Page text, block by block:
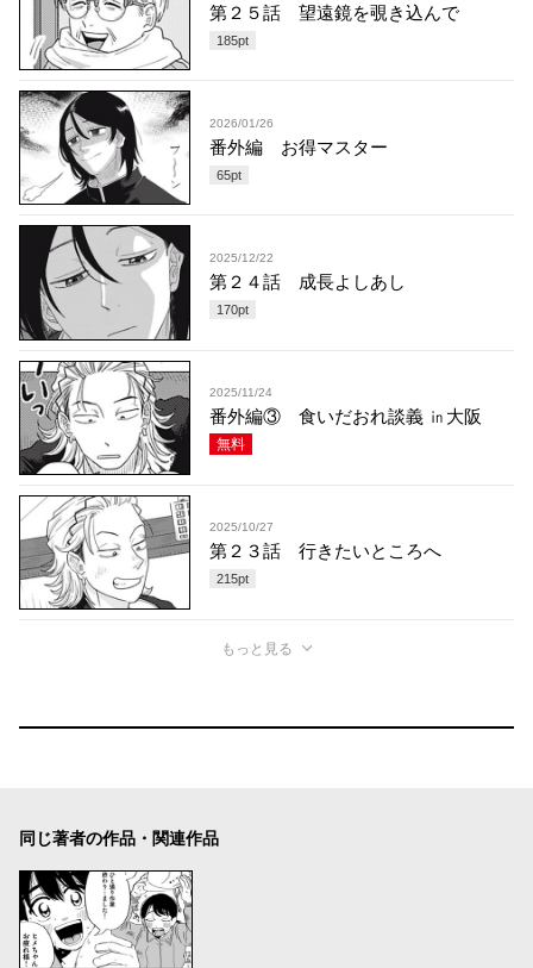
第２５話 望遠鏡を覗き込んで
185pt
2026/01/26
番外編 お得マスター
65pt
2025/12/22
第２４話 成長よしあし
170pt
2025/11/24
番外編③ 食いだおれ談義 ㏌大阪
無料
2025/10/27
第２３話 行きたいところへ
215pt
もっと見る
同じ著者の作品・関連作品